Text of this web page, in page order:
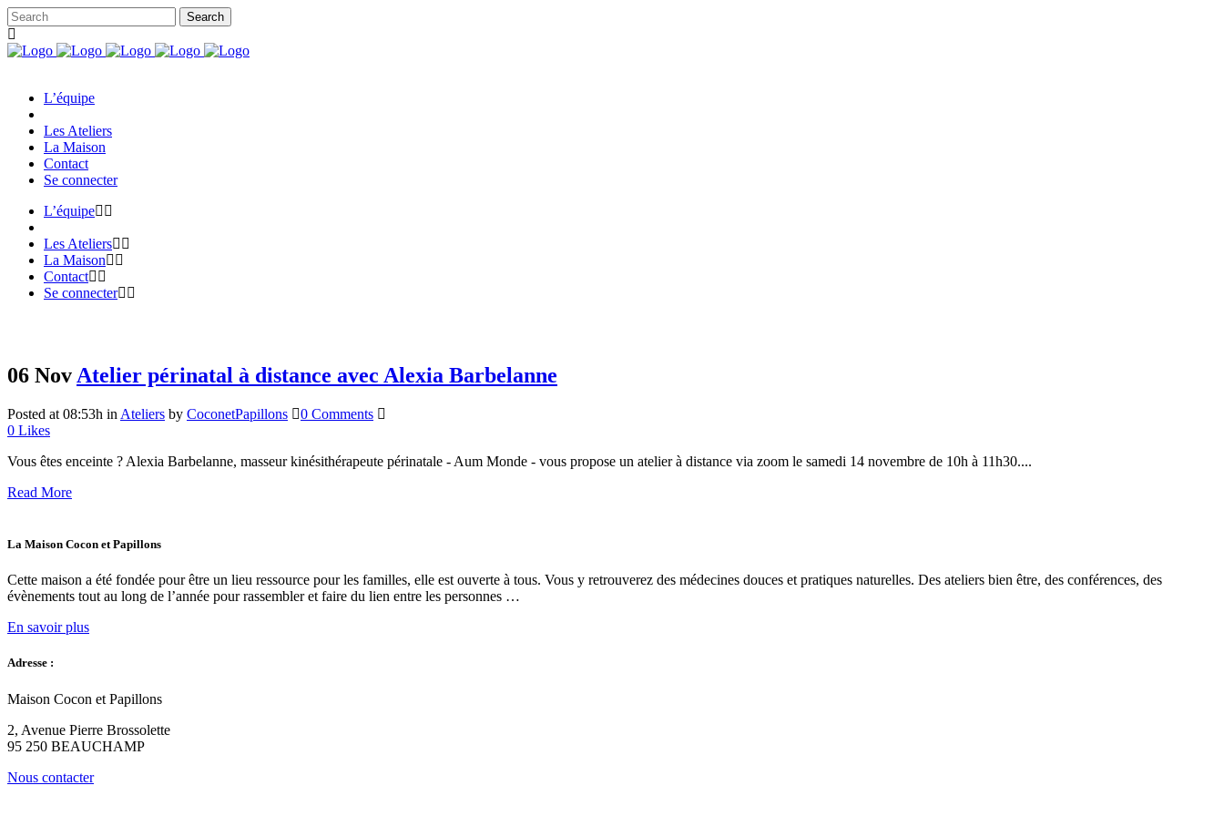
L’équipe
Les Ateliers
La Maison
Contact
Se connecter
L’équipe
Les Ateliers
La Maison
Contact
Se connecter
06 Nov Atelier périnatal à distance avec Alexia Barbelanne
Posted at 08:53h in Ateliers by CoconetPapillons
0 Comments
0 Likes
Vous êtes enceinte ? Alexia Barbelanne, masseur kinésithérapeute périnatale - Aum Monde - vous propose un atelier à distance via zoom le samedi 14 novembre de 10h à 11h30....
Read More
La Maison Cocon et Papillons
Cette maison a été fondée pour être un lieu ressource pour les familles, elle est ouverte à tous. Vous y retrouverez des médecines douces et pratiques naturelles. Des ateliers bien être, des conférences, des
évènements tout au long de l’année pour rassembler et faire du lien entre les personnes …
En savoir plus
Adresse :
Maison Cocon et Papillons
2, Avenue Pierre Brossolette
95 250 BEAUCHAMP
Nous contacter